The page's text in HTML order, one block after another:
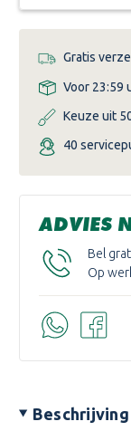
Gratis
Voor 23:59
Keuze uit
40
ADVIES
Bel
Op
Beschrijving